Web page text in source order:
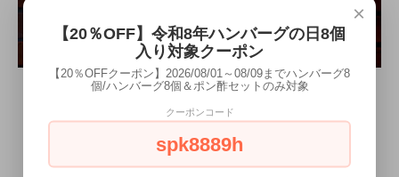
×
【20％OFF】令和8年ハンバーグの日8個
入り対象クーポン
【20％OFFクーポン】2026/08/01～08/09までハンバーグ8
個/ハンバーグ8個＆ポン酢セットのみ対象
クーポンコード
spk8889h